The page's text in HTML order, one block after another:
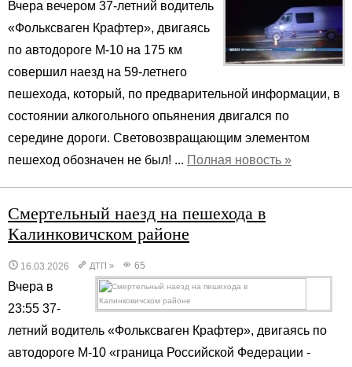
Вчера вечером 37-летний водитель
«Фольксваген Крафтер», двигаясь
по автодороге М-10 на 175 км
совершил наезд на 59-летнего
пешехода, который, по предварительной информации, в
состоянии алкогольного опьянения двигался по
середине дороги. Световозвращающим элементом
пешеход обозначен не был! ... Полная новость »
Смертельный наезд на пешехода в
Калинковичском районе
16.03.2026 ДТП » 65
Вчера в
23:55 37-
летний водитель «Фольксваген Крафтер», двигаясь по
автодороге М-10 «граница Российской Федерации -